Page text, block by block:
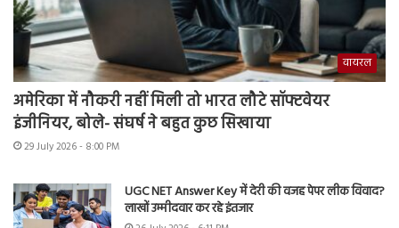
वायरल
अमेरिका में नौकरी नहीं मिली तो भारत लौटे सॉफ्टवेयर
इंजीनियर, बोले- संघर्ष ने बहुत कुछ सिखाया
29 July 2026 - 8:00 PM
UGC NET Answer Key में देरी की वजह पेपर लीक विवाद?
लाखों उम्मीदवार कर रहे इंतजार